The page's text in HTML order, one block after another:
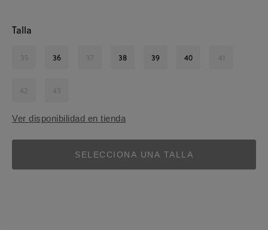
Talla
35 36 37 38 39 40 41
42 43
Ver disponibilidad en tienda
SELECCIONA UNA TALLA